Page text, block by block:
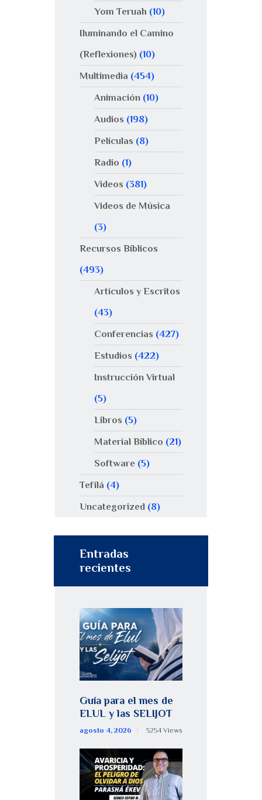
Yom Teruah (10)
Iluminando el Camino
(Reflexiones) (10)
Multimedia (454)
Animación(10)
Audios (198)
Películas (8)
Radio (1)
Videos (381)
Videos de Música
(3)
Recursos Bíblicos
(493)
Artículos y Escritos
(43)
Conferencias (427)
Estudios (422)
Instrucción Virtual
(5)
Libros (5)
Material Bíblico (21)
Software(5)
Tefilá (4)
Uncategorized (8)
Entradas
recientes
Guía para el mes de
ELUL y las SELIJOT
agosto 4, 2026 5254 Views